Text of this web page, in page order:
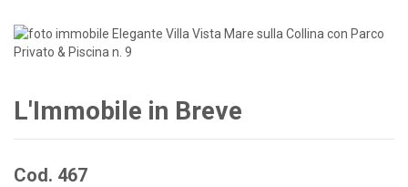
L'Immobile in Breve
Cod. 467